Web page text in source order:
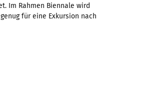
Im Rahmen Biennale wird
für eine Exkursion nach